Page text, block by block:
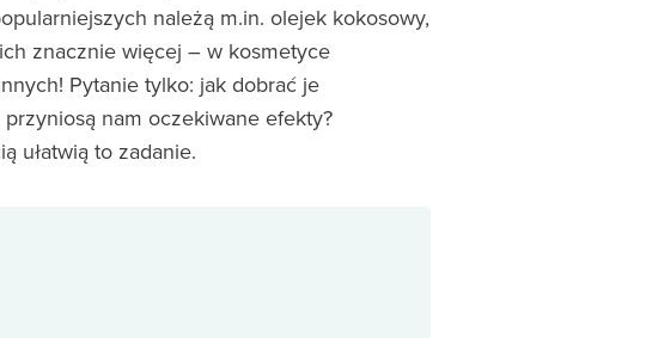
należą m.in. olejek kokosowy,
znacznie więcej – w kosmetyce
Pytanie tylko: jak dobrać je
nam oczekiwane efekty?
ułatwią to zadanie.